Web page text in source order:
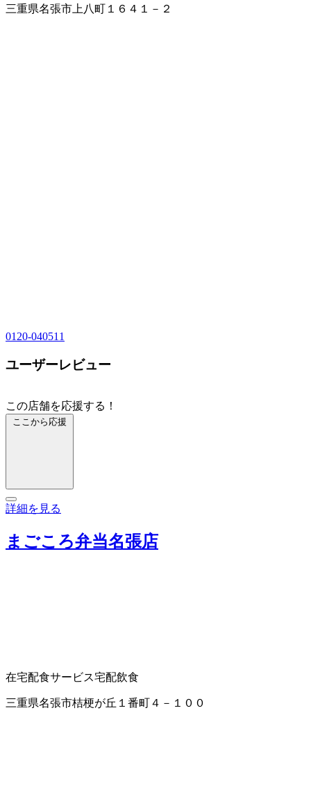
三重県名張市上八町１６４１－２
0120-040511
ユーザーレビュー
この店舗を応援する！
ここから応援
詳細を見る
まごころ弁当名張店
在宅配食サービス宅配飲食
三重県名張市桔梗が丘１番町４－１００